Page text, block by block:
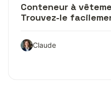
Conteneur à
Trouvez-le
Claude